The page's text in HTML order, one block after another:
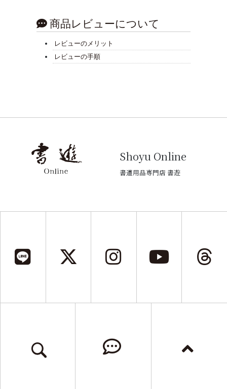
商品レビューについて
レビューのメリット
レビューの手順
Shoyu Online
書道用品専門店 書遊